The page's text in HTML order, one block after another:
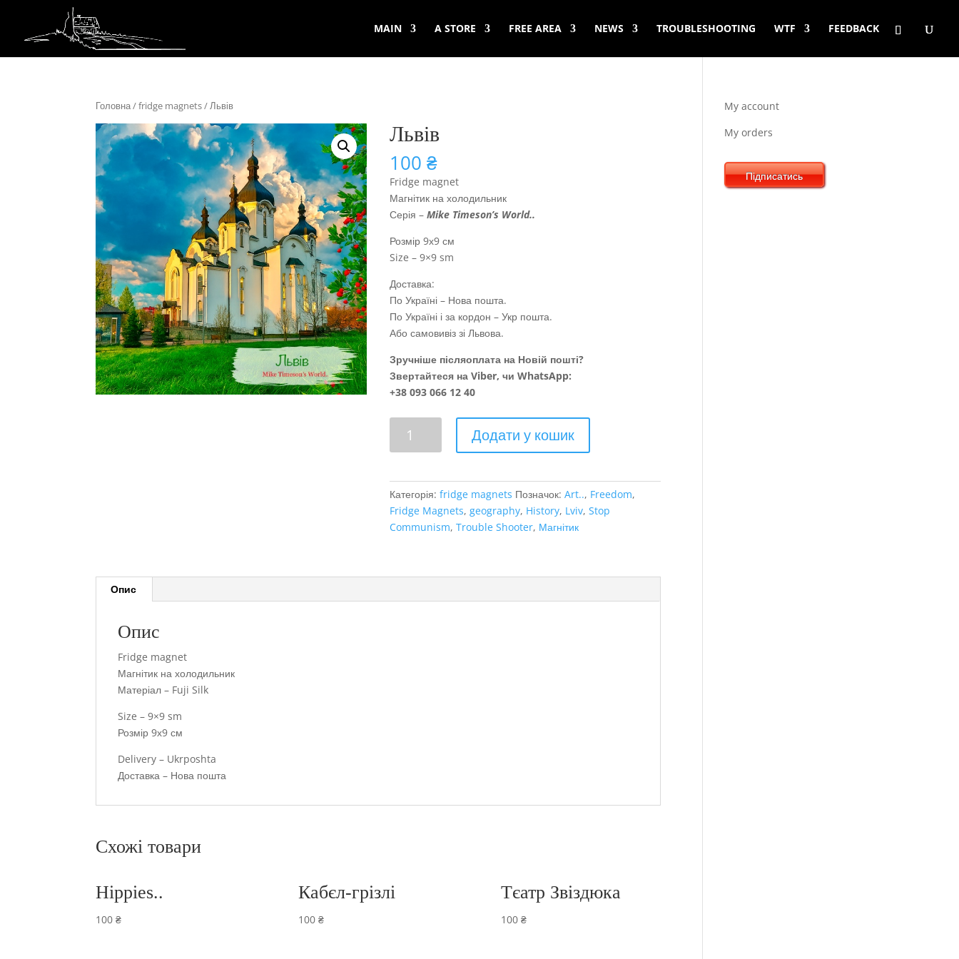
MAIN A STORE FREE AREA NEWS TROUBLESHOOTING WTF FEEDBACK
Головна/fridge magnets/ Львів
Львів
100₴
Fridge magnet
Магнітик на холодильник
Серія –Mike Timeson’s World..
Розмір 9х9 см
Size – 9×9 sm
Доставка:
По Україні – Нова пошта.
По Україні і за кордон – Укр пошта.
Або самовивіз зі Львова.
Зручніше післяоплата на Новій пошті?
Звертайтеся на Viber, чи WhatsApp:
+38 093 066 12 40
кількість
Додати у кошик
Категорія:fridge magnets Позначок:Art.., Freedom,
Fridge Magnets,geography, History, Lviv,Stop
Communism,Trouble Shooter, Магнітик
Опис
Опис
Fridge magnet
Магнітик на холодильник
Матеріал – Fuji Silk
Size – 9×9 sm
Розмір 9х9 см
Delivery – Ukrposhta
Доставка – Нова пошта
Схожі товари
Hippies..
100₴
Кабєл-грізлі
100 ₴
Тєатр Звіздюка
100 ₴
My account
My orders
Підписатись